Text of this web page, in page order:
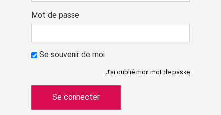
Mot de passe
Se souvenir de moi
J’ai oublié mon mot de passe